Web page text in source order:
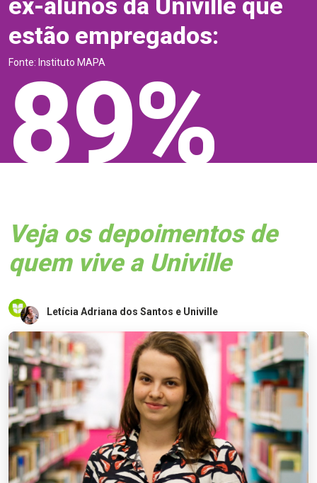
ex-alunos da Univille que
estão empregados:
Fonte: Instituto MAPA
89%
Veja os depoimentos de
quem vive a Univille
Letícia Adriana dos Santos e Univille